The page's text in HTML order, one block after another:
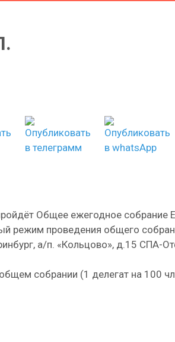
Общее ежегодное собрание
режим проведения общего
а/п. «Кольцово», д.15 СПА-
собрании (1 делегат на 100